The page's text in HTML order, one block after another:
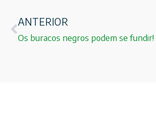
ANTERIOR
Os buracos negros podem se fundir!